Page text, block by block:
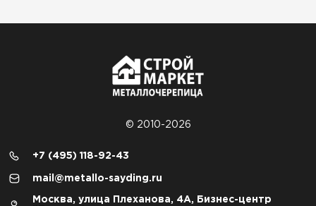
© 2010-2026
+7 (495) 118-92-43
mail@metallo-sayding.ru
Москва, улица Плеханова, 4А, Бизнес-центр